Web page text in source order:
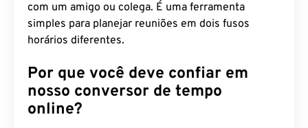
com um amigo ou colega. É uma ferramenta
simples para planejar reuniões em dois fusos
horários diferentes.
Por que você deve confiar em
nosso conversor de tempo
online?